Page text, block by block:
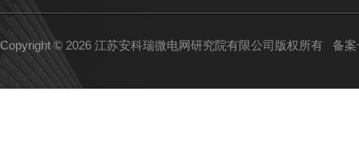
Copyright © 2026 江苏安科瑞微电网研究院有限公司版权所有 备案